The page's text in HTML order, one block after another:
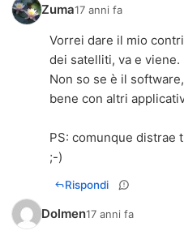
Zuma17 anni fa
Vorrei dare il mio
dei satelliti, va e viene.
Non so se è il
bene con altri
PS: comunque distrae
;-)
Rispondi
Dolmen17 anni fa